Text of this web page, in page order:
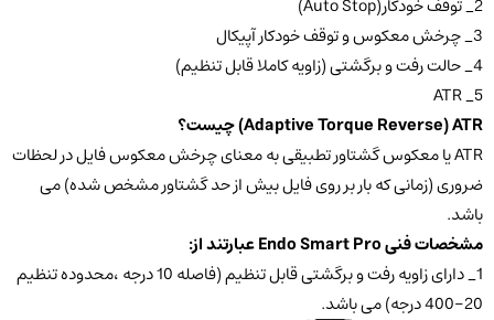
2_ توقف خودکار(Auto Stop)
3_ چرخش معکوس و توقف خودکار آپیکال
4_ حالت رفت و برگشتی (زاویه کاملا قابل تنظیم)
5_ ATR
Adaptive Torque Reverse) ATR) چیست؟
ATR یا معکوس گشتاور تطبیقی به معنای چرخش معکوس فایل در لحظات
ضروری (زمانی که بار بر روی فایل بیش از حد گشتاور مشخص شده) می
باشد.
مشخصات فنی Endo Smart Pro عبارتند از:
1_ دارای زاویه رفت و برگشتی قابل تنظیم (فاصله 10 درجه ،محدوده تنظیم
20-400 درجه) می باشد.